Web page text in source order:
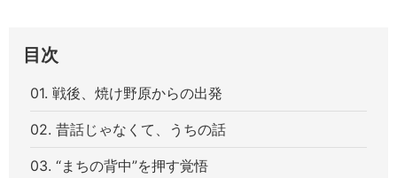
目次
01. 戦後、焼け野原からの出発
02. 昔話じゃなくて、うちの話
03. “まちの背中”を押す覚悟